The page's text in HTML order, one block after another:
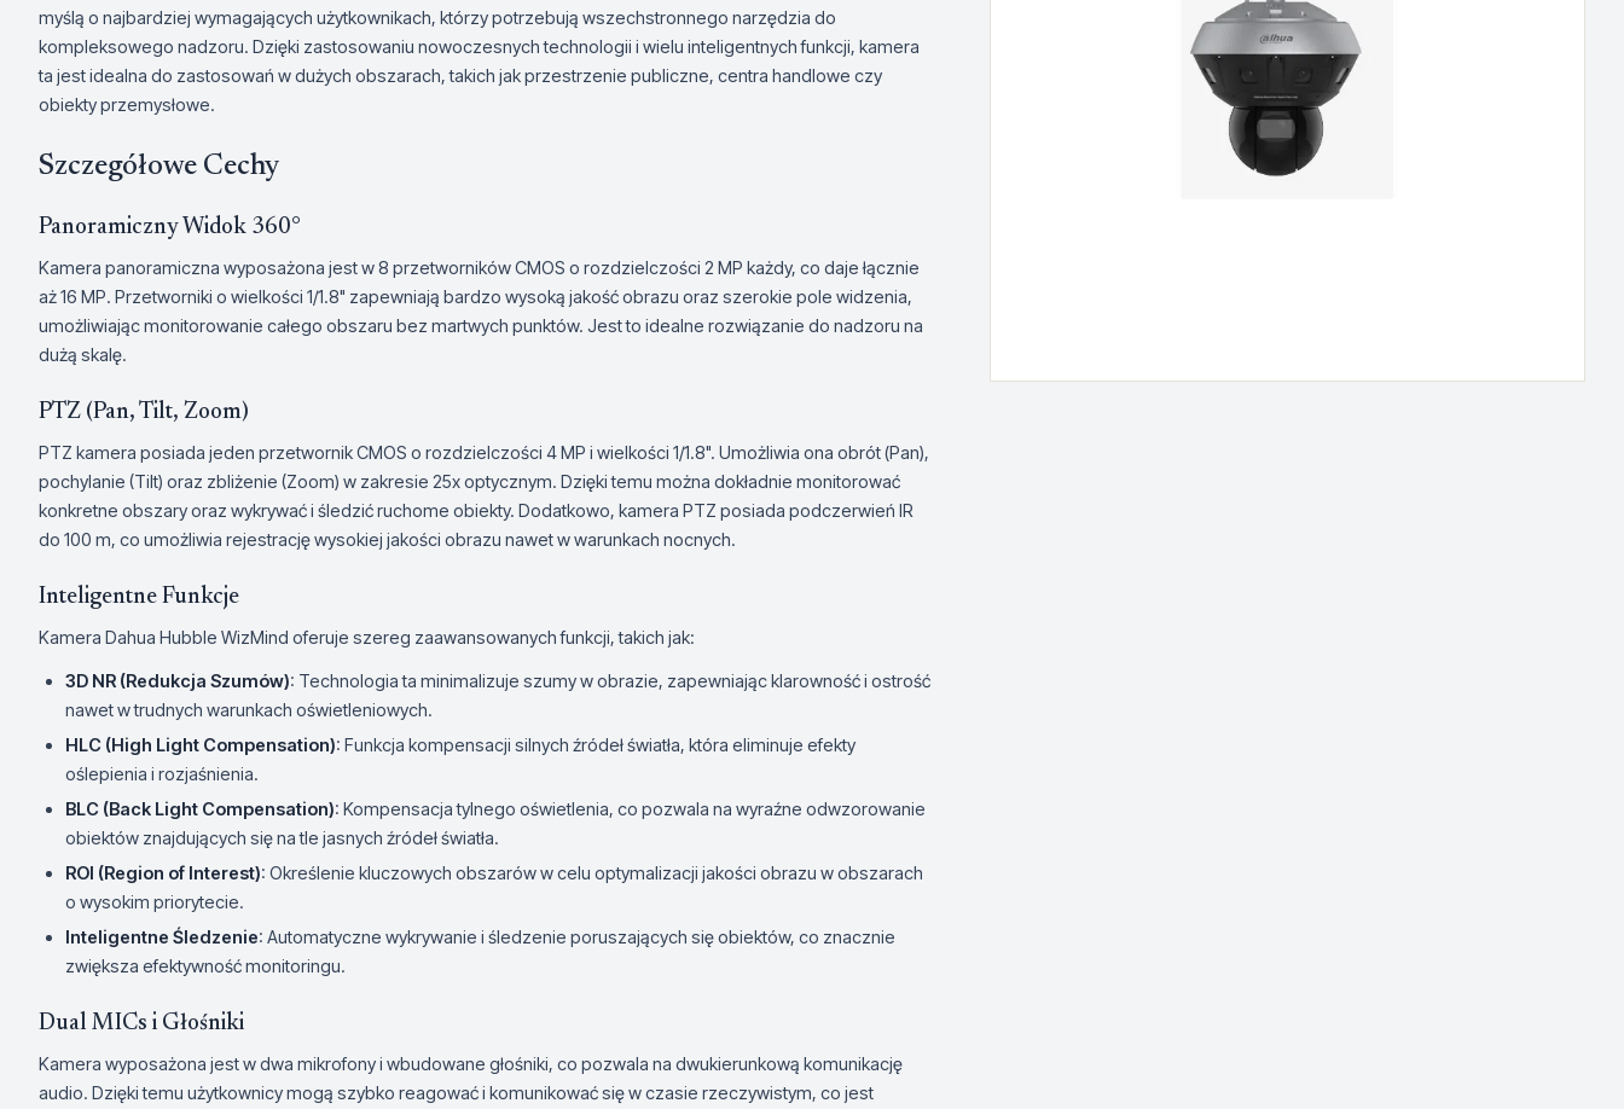
myślą o najbardziej wymagających użytkownikach, którzy potrzebują wszechstronnego narzędzia do
kompleksowego nadzoru. Dzięki zastosowaniu nowoczesnych technologii i wielu inteligentnych funkcji, kamera
ta jest idealna do zastosowań w dużych obszarach, takich jak przestrzenie publiczne, centra handlowe czy
obiekty przemysłowe.
Szczegółowe Cechy
Panoramiczny Widok 360°
Kamera panoramiczna wyposażona jest w 8 przetworników CMOS o rozdzielczości 2 MP każdy, co daje łącznie
aż 16 MP. Przetworniki o wielkości 1/1.8" zapewniają bardzo wysoką jakość obrazu oraz szerokie pole widzenia,
umożliwiając monitorowanie całego obszaru bez martwych punktów. Jest to idealne rozwiązanie do nadzoru na
dużą skalę.
PTZ (Pan, Tilt, Zoom)
PTZ kamera posiada jeden przetwornik CMOS o rozdzielczości 4 MP i wielkości 1/1.8". Umożliwia ona obrót (Pan),
pochylanie (Tilt) oraz zbliżenie (Zoom) w zakresie 25x optycznym. Dzięki temu można dokładnie monitorować
konkretne obszary oraz wykrywać i śledzić ruchome obiekty. Dodatkowo, kamera PTZ posiada podczerwień IR
do 100 m, co umożliwia rejestrację wysokiej jakości obrazu nawet w warunkach nocnych.
Inteligentne Funkcje
Kamera Dahua Hubble WizMind oferuje szereg zaawansowanych funkcji, takich jak:
3D NR (Redukcja Szumów): Technologia ta minimalizuje szumy w obrazie, zapewniając klarowność i ostrość
nawet w trudnych warunkach oświetleniowych.
HLC (High Light Compensation): Funkcja kompensacji silnych źródeł światła, która eliminuje efekty
oślepienia i rozjaśnienia.
BLC (Back Light Compensation): Kompensacja tylnego oświetlenia, co pozwala na wyraźne odwzorowanie
obiektów znajdujących się na tle jasnych źródeł światła.
ROI (Region of Interest): Określenie kluczowych obszarów w celu optymalizacji jakości obrazu w obszarach
o wysokim priorytecie.
Inteligentne Śledzenie: Automatyczne wykrywanie i śledzenie poruszających się obiektów, co znacznie
zwiększa efektywność monitoringu.
Dual MICs i Głośniki
Kamera wyposażona jest w dwa mikrofony i wbudowane głośniki, co pozwala na dwukierunkową komunikację
audio. Dzięki temu użytkownicy mogą szybko reagować i komunikować się w czasie rzeczywistym, co jest